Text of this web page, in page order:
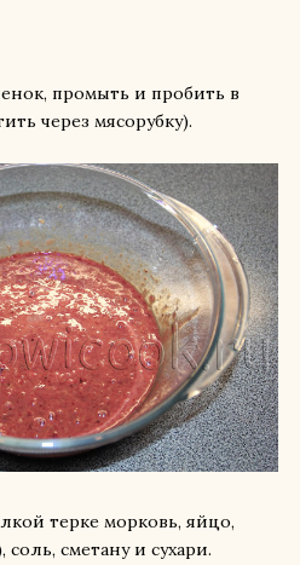
промыть и пробить в
через мясорубку).
терке морковь, яйцо,
соль, сметану и сухари.